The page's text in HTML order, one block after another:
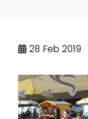
28 Feb 2019